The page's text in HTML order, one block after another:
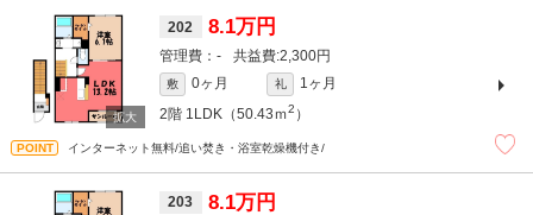
202 8.1万円
- 2,300円
敷 0ヶ月 礼
1ヶ月
2階 1LDK（50.43ｍ2 ）
インターネット無料/追い焚き・浴室乾燥機付き/
203 8.1万円